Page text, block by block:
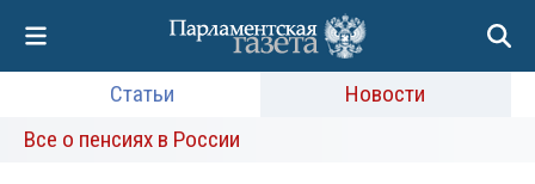
Статьи
Новости
Все о пенсиях в России